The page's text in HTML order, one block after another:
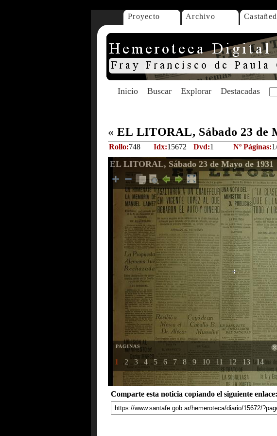
Proyecto Archivo
Inicio Buscar Explorar Destacadas
« EL LITORAL, Sábado 23 de
Rollo:748 Idx:15672 Dvd:1 Nº Páginas:
EL LITORAL, Sábado 23 de Mayo de 1931
PAGINAS
1 2 3 4 5 6 7 8 9 10 11 12 13 14
Comparte esta noticia copiando el siguiente enlace: